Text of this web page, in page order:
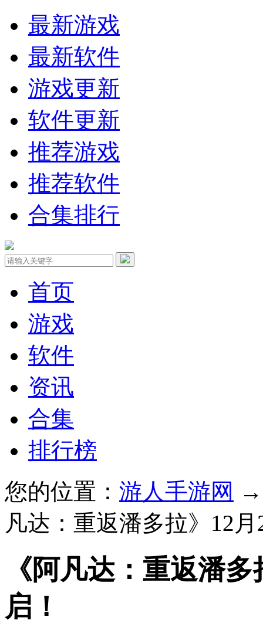
最新游戏
最新软件
游戏更新
软件更新
推荐游戏
推荐软件
合集排行
首页
游戏
软件
资讯
合集
排行榜
您的位置： 游人手游网
凡达：重返潘多拉》12
《阿凡达：重返潘
启！